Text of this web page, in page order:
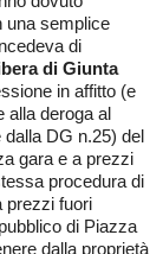
una semplice
di
di Giunta
in affitto (e
alla deroga al
DG n.25) del
gara e a prezzi
procedura di
prezzi fuori
di Piazza
dalla proprietà